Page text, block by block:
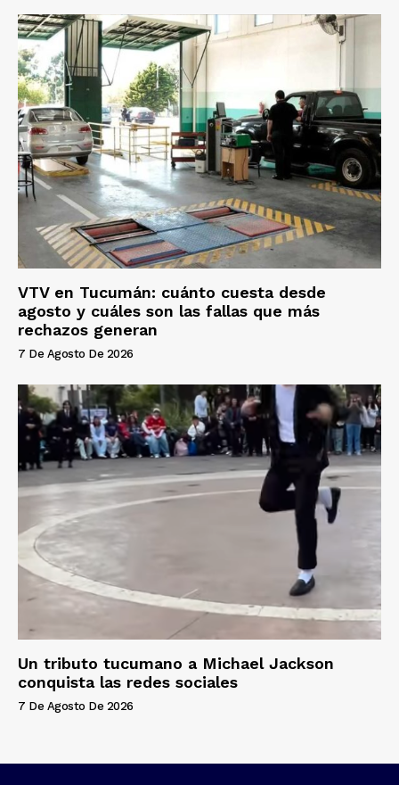
VTV en Tucumán: cuánto cuesta desde
agosto y cuáles son las fallas que más
rechazos generan
7 De Agosto De 2026
Un tributo tucumano a Michael Jackson
conquista las redes sociales
7 De Agosto De 2026